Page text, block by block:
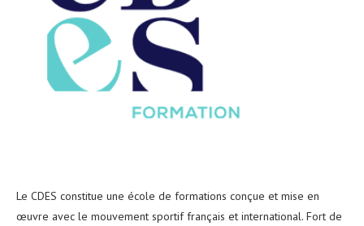
Le CDES constitue une école de formations conçue et mise en
œuvre avec le mouvement sportif français et international. Fort de